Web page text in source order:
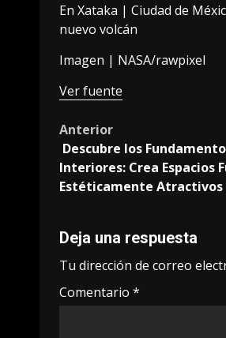
En Xataka | Ciudad de
nuevo volcán
Imagen | NASA/rawpixel
Ver fuente
Post
navigation
Anterior
Descubre los
Interiores: Crea Espacios
Estéticamente Atractivos
Deja una respuesta
Tu dirección de correo
Comentario *